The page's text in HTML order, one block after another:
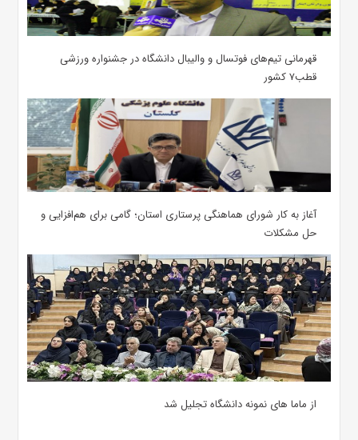
قهرمانی تیم‌های فوتسال و والیبال دانشگاه در جشنواره ورزشی
قطب۷ کشور
آغاز به کار شورای هماهنگی پرستاری استان؛ گامی برای هم‌افزایی و
حل مشکلات
از ماما های نمونه دانشگاه تجلیل شد